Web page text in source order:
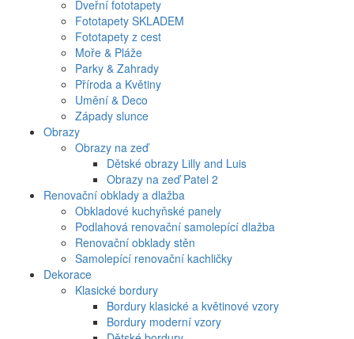
Dveřní fototapety
Fototapety SKLADEM
Fototapety z cest
Moře & Pláže
Parky & Zahrady
Příroda a Květiny
Umění & Deco
Západy slunce
Obrazy
Obrazy na zeď
Dětské obrazy Lilly and Luis
Obrazy na zeď Patel 2
Renovační obklady a dlažba
Obkladové kuchyňské panely
Podlahová renovační samolepící dlažba
Renovační obklady stěn
Samolepící renovační kachličky
Dekorace
Klasické bordury
Bordury klasické a květinové vzory
Bordury moderní vzory